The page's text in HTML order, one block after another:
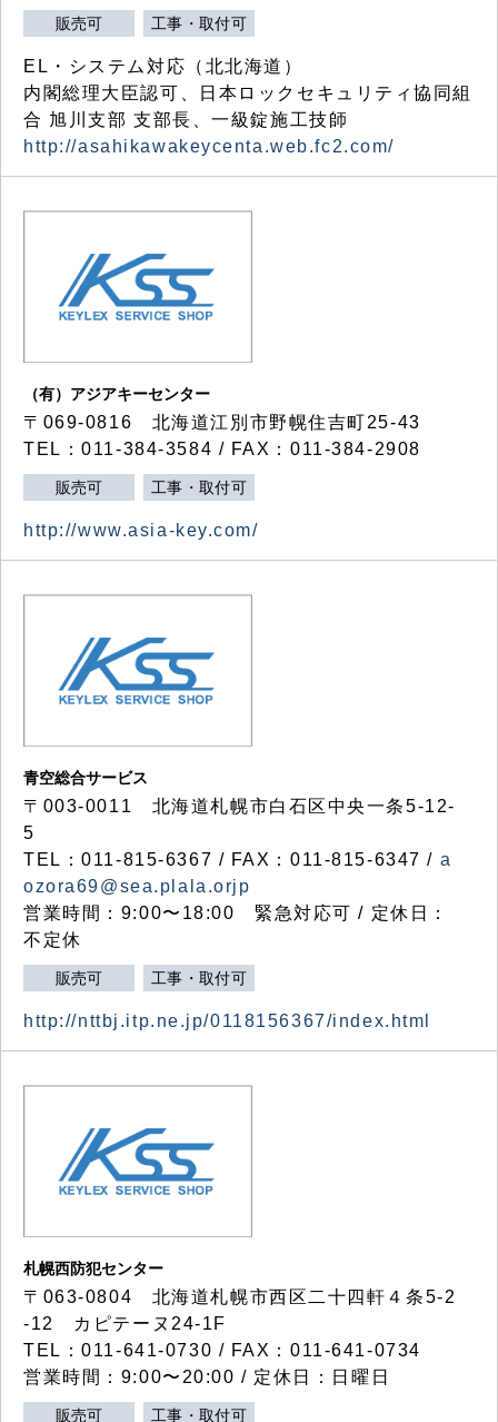
販売可 工事・取付可
EL・システム対応（北北海道）
内閣総理大臣認可、日本ロックセキュリティ協同組
合 旭川支部 支部長、一級錠施工技師
http://asahikawakeycenta.web.fc2.com/
（有）アジアキーセンター
〒069-0816 北海道江別市野幌住吉町25-43
TEL：011-384-3584 / FAX：011-384-2908
販売可 工事・取付可
http://www.asia-key.com/
青空総合サービス
〒003-0011 北海道札幌市白石区中央一条5-12-
5
TEL：011-815-6367 / FAX：011-815-6347 / a
ozora69@sea.plala.orjp
営業時間：9:00〜18:00 緊急対応可 / 定休日：
不定休
販売可 工事・取付可
http://nttbj.itp.ne.jp/0118156367/index.html
札幌西防犯センター
〒063-0804 北海道札幌市西区二十四軒４条5-2
-12 カピテーヌ24-1F
TEL：011-641-0730 / FAX：011-641-0734
営業時間：9:00〜20:00 / 定休日：日曜日
販売可 工事・取付可